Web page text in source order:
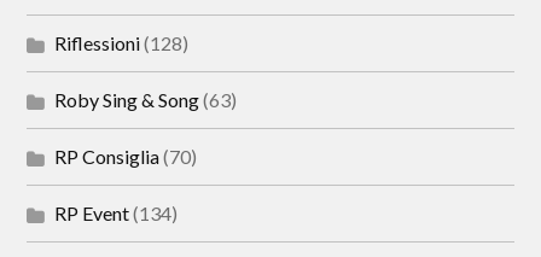
Riflessioni(128)
Roby Sing & Song(63)
RP Consiglia(70)
RP Event(134)